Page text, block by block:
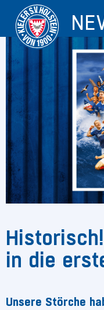
in die
Unsere Störche